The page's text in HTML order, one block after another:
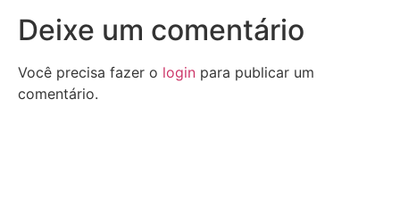
Deixe um comentário
Você precisa fazer o login para publicar um
comentário.